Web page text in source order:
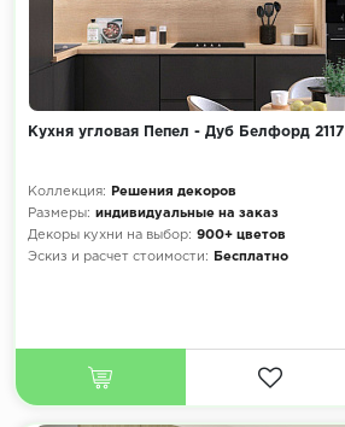
Кухня угловая Пепел - Дуб Белфорд 2117
Коллекция:
Решения декоров
Размеры: индивидуальные на заказ
Декоры кухни на выбор: 900+ цветов
Эскиз и расчет стоимости:
Бесплатно